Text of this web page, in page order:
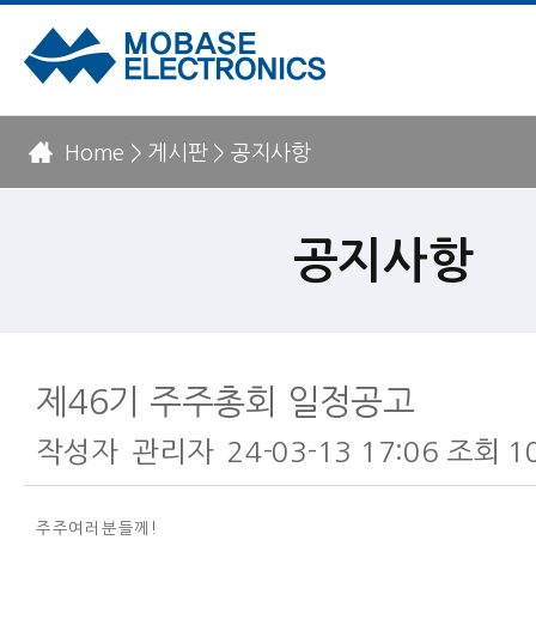
Home > 게시판 > 공지사항
공지사항
제46기 주주총회 일정공고
작성자 관리자 24-03-13 17:06 조회
주주여러분들께!